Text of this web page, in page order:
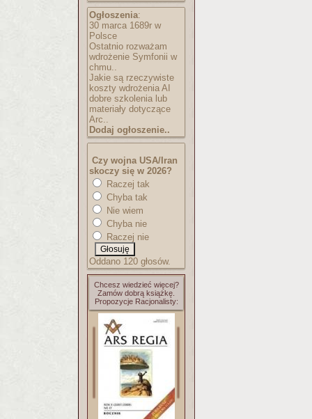
Ogłoszenia:
30 marca 1689r w
Polsce
Ostatnio rozważam
wdrożenie Symfonii w
chmu..
Jakie są rzeczywiste
koszty wdrożenia AI
dobre szkolenia lub
materiały dotyczące
Arc..
Dodaj ogłoszenie..
Czy wojna USA/Iran
skoczy się w 2026?
Raczej tak
Chyba tak
Nie wiem
Chyba nie
Raczej nie
Oddano 120 głosów.
Chcesz wiedzieć więcej?
Zamów dobrą książkę.
Propozycje Racjonalisty: